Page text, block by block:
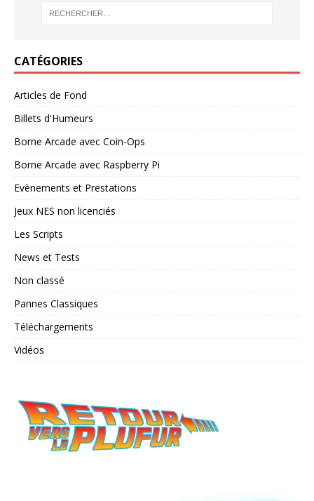
CATÉGORIES
Articles de Fond
Billets d'Humeurs
Borne Arcade avec Coin-Ops
Borne Arcade avec Raspberry Pi
Evènements et Prestations
Jeux NES non licenciés
Les Scripts
News et Tests
Non classé
Pannes Classiques
Téléchargements
Vidéos